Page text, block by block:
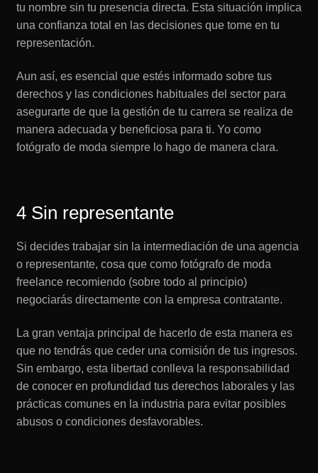
tu nombre sin tu presencia directa. Esta situación implica
una confianza total en las decisiones que tome en tu
representación.
Aun así, es esencial que estés informado sobre tus
derechos y las condiciones habituales del sector para
asegurarte de que la gestión de tu carrera se realiza de
manera adecuada y beneficiosa para ti. Yo como
fotógrafo de moda siempre lo hago de manera clara.
4 Sin representante
Si decides trabajar sin la intermediación de una agencia
o representante, cosa que como fotógrafo de moda
freelance recomiendo (sobre todo al principio)
negociarás directamente con la empresa contratante.
La gran ventaja principal de hacerlo de esta manera es
que no tendrás que ceder una comisión de tus ingresos.
Sin embargo, esta libertad conlleva la responsabilidad
de conocer en profundidad tus derechos laborales y las
prácticas comunes en la industria para evitar posibles
abusos o condiciones desfavorables.